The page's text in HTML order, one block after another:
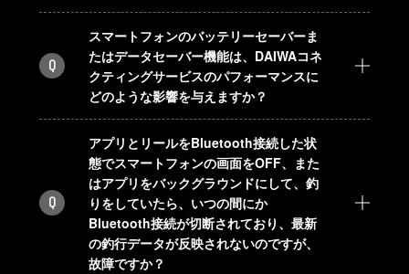
Q
スマートフォンのバッテリーセーバーま
たはデータセーバー機能は、DAIWAコネ
クティングサービスのパフォーマンスに
どのような影響を与えますか？
Q
アプリとリールをBluetooth接続した状
態でスマートフォンの画面をOFF、また
はアプリをバックグラウンドにして、釣
りをしていたら、いつの間にか
Bluetooth接続が切断されており、最新
の釣行データが反映されないのですが、
故障ですか？